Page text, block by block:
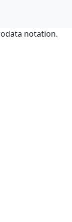
notation.